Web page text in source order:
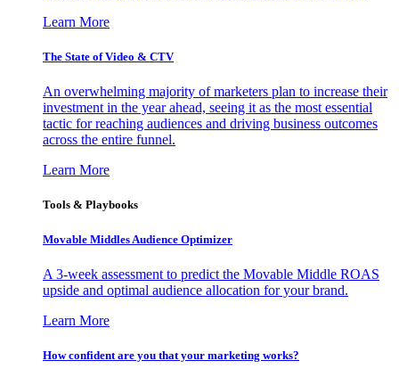
Learn More
The State of Video & CTV
An overwhelming majority of marketers plan to increase their
investment in the year ahead, seeing it as the most essential
tactic for reaching audiences and driving business outcomes
across the entire funnel.
Learn More
Tools & Playbooks
Movable Middles Audience Optimizer
A 3-week assessment to predict the Movable Middle ROAS
upside and optimal audience allocation for your brand.
Learn More
How confident are you that your marketing works?